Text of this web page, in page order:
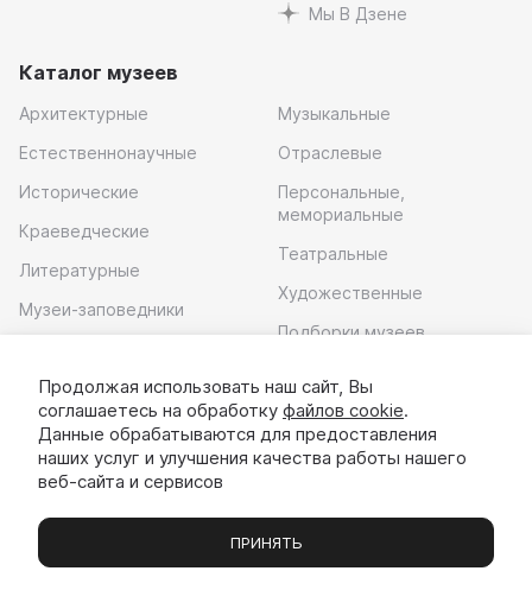
Мы В Дзене
Каталог музеев
Архитектурные
Естественнонаучные
Исторические
Краеведческие
Литературные
Музеи-заповедники
Музыкальные
Отраслевые
Персональные,
мемориальные
Театральные
Художественные
Подборки музеев
Скачать приложение
Музеи Выставки Экскурсии Чаты Вы
Продолжая использовать наш сайт, Вы
соглашаетесь на обработку файлов cookie.
Данные обрабатываются для предоставления
наших услуг и улучшения качества работы нашего
веб-сайта и сервисов
ПРИНЯТЬ